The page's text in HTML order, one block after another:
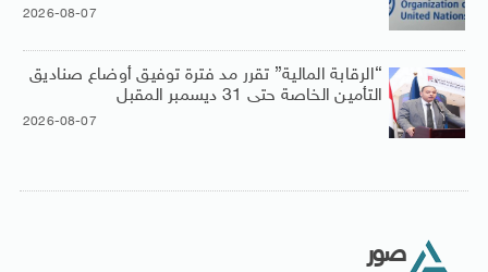
2026-08-07
“الرقابة المالية” تقرر مد فترة توفيق أوضاع صناديق
التأمين الخاصة حتى 31 ديسمبر المقبل
2026-08-07
صور